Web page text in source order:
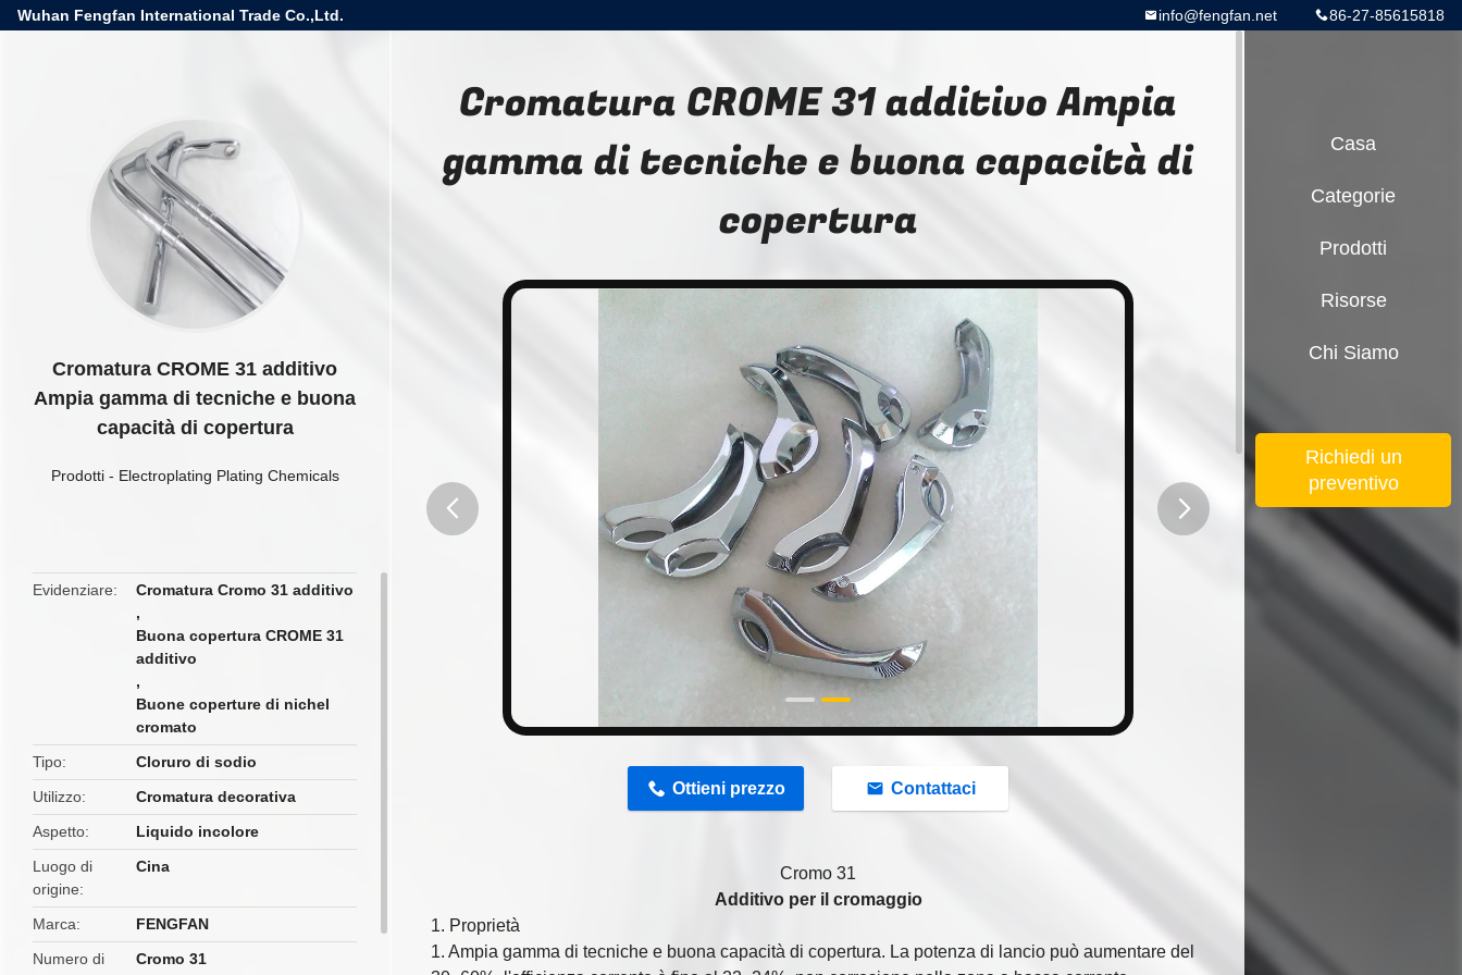
Wuhan Fengfan International Trade Co.,Ltd. 86-27-85615818
info@fengfan.net
Cromatura CROME 31 additivo
Ampia gamma di tecniche e buona
capacità di copertura
Prodotti- Electroplating Plating Chemicals
Evidenziare
Cromatura Cromo 31 additivo
,
Buona copertura CROME 31
additivo
,
Buone coperture di nichel
cromato
Tipo
Cloruro di sodio
Utilizzo
Cromatura decorativa
Aspetto
Liquido incolore
Luogo di
origine
Cina
Marca
FENGFAN
Numero di
Cromo 31
Cromatura CROME 31 additivo Ampia
gamma di tecniche e buona capacità di
copertura
Ottieni prezzo Contattaci
Cromo 31
Additivo per il cromaggio
1. Proprietà
1. Ampia gamma di tecniche e buona capacità di copertura. La potenza di lancio può aumentare del
Casa
Categorie
Prodotti
Risorse
Chi Siamo
Richiedi un
preventivo